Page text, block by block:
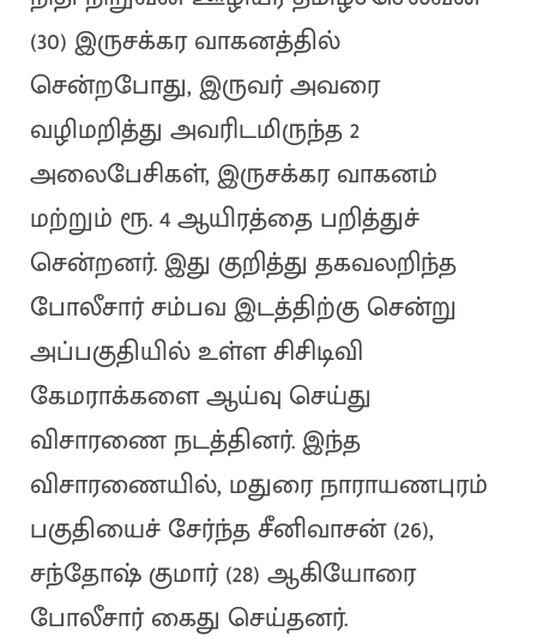
(30) இருசக்கர வாகனத்தில்
சென்றபோது, இருவர் அவரை
வழிமறித்து அவரிடமிருந்த 2
அலைபேசிகள், இருசக்கர வாகனம்
மற்றும் ரூ. 4 ஆயிரத்தை பறித்துச்
சென்றனர். இது குறித்து தகவலறிந்த
போலீசார் சம்பவ இடத்திற்கு சென்று
அப்பகுதியில் உள்ள சிசிடிவி
கேமராக்களை ஆய்வு செய்து
விசாரணை நடத்தினர். இந்த
விசாரணையில், மதுரை நாராயணபுரம்
பகுதியைச் சேர்ந்த சீனிவாசன் (26),
சந்தோஷ் குமார் (28) ஆகியோரை
போலீசார் கைது செய்தனர்.